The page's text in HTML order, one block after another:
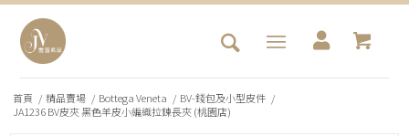
首頁 / 精品賣場 / Bottega Veneta / BV-錢包及小型皮件 /
JA1236 BV皮夾 黑色羊皮小編織拉鍊長夾 (桃園店)